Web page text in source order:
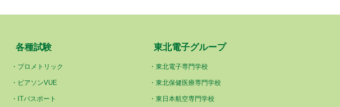
各種試験
プロメトリック
ビアソンVUE
ITパスポート
東北電子グループ
東北電子専門学校
東北保健医療専門学校
東日本航空専門学校